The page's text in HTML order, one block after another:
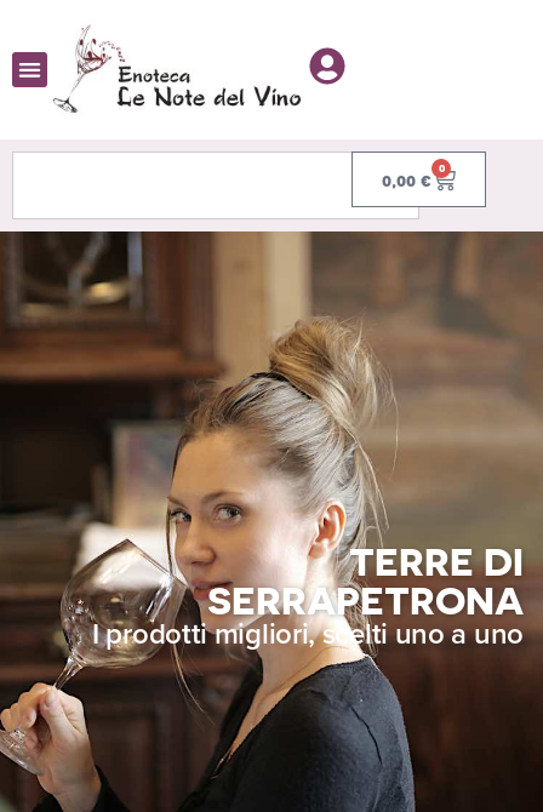
0,00 €
0
TERRE DI
SERRAPETRONA
I prodotti migliori, scelti uno a uno